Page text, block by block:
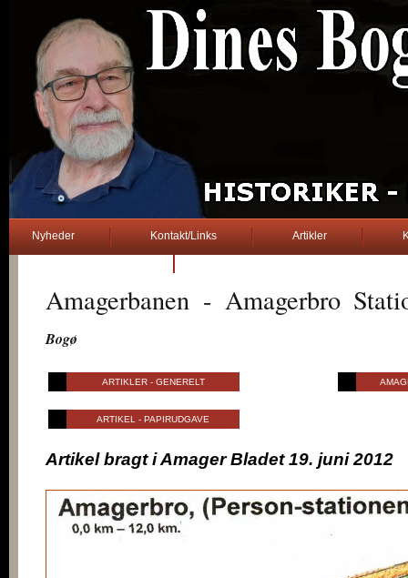
Nyheder Kontakt/Links Artikler
Amagerbanen - Amagerbro
Bogø
ARTIKLER - GENERELT
ARTIKEL - PAPIRUDGAVE
Artikel bragt i Amager Bladet 19. juni 2012